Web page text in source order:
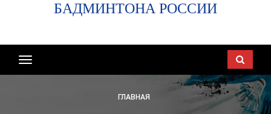
БАДМИНТОНА РОССИИ
Показать/
скрыть
ГЛАВНАЯ